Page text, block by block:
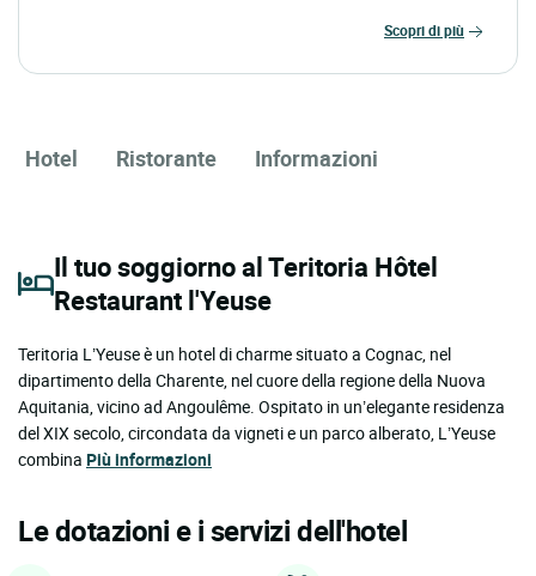
scopri di più
Hotel Ristorante Informazioni
Il tuo soggiorno al Teritoria Hôtel
Restaurant l'Yeuse
Teritoria L’Yeuse è un hotel di charme situato a Cognac, nel
dipartimento della Charente, nel cuore della regione della Nuova
Aquitania, vicino ad Angoulême. Ospitato in un’elegante residenza
del XIX secolo, circondata da vigneti e un parco alberato, L’Yeuse
combina Più informazioni
Le dotazioni e i servizi dell'hotel